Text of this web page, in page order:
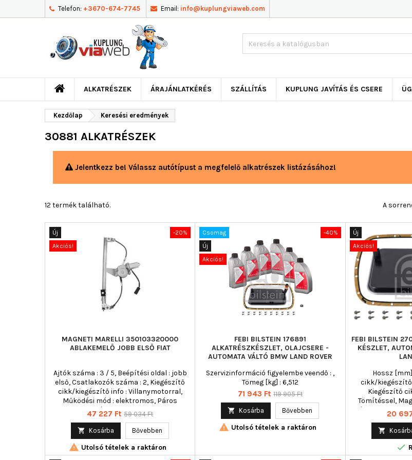
Telefon: +3670-674-7745 Email: info@kuplungviaweb.com
ALKATRÉSZEK ÁRAJÁNLATKÉRÉS SZÁLLÍTÁS KUPLUNG JAVÍTÁS ÉS CSERE
Kezdőlap Keresési eredmények
30881 ALKATRÉSZEK
Jelentkezz be! Válassz autótípust a megfelelő alkatrészek listázásához!
12 termék található. A
-20%
Új
Akciós!
MAGNETI MARELLI 350103320000
ABLAKEMELŐ JOBB ELSŐ FIAT
Ajtók száma : 3 / 5, Beépítési oldal : jobb
első, Csatlakozók száma : 2, Kiegészítő
cikk/kiegészítő info : Villanymotorral,
Működési mód : elektromos, Páros
cikkszám : 350103319000
Ár
47 227 Ft Normál
59 034 Ft
 Kosárba Bővebben
 Utolsó tételek a raktáron
-40%
Csomag
Új
Akciós!
FEBI BILSTEIN 176891
ALKATRÉSZKÉSZLET, OLAJCSERE -
AUTOMATA VÁLTÓ BMW LAND ROVER
Szervizinformáció figyelembe veendő : ,
Tömeg [kg] : 6,512
Ár
71 943 Ft Normál
119 905 Ft
 Kosárba Bővebben
 Utolsó tételek a raktáron
Új
Akciós!
FEBI BILSTEIN
KÉSZLET,
Hossz
cikk/
Kiegészítő
Tömítéssel,
számhoz : 24 11
: 182,
Ár
20

